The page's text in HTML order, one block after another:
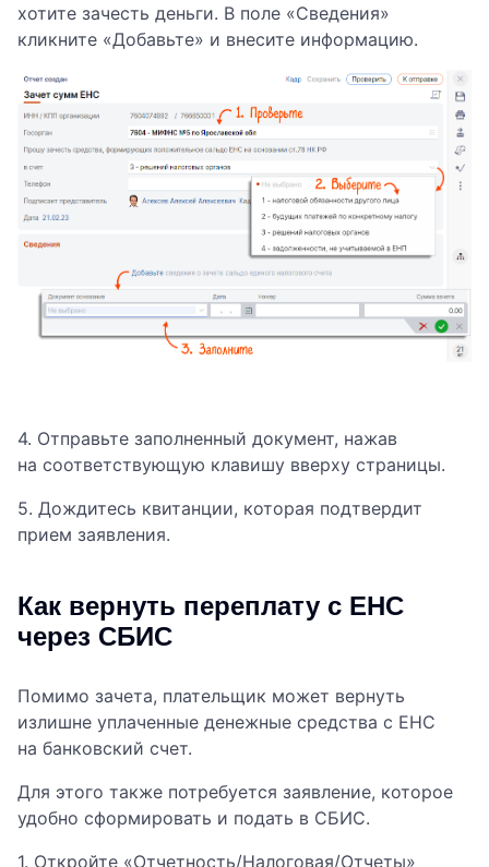
хотите зачесть деньги. В поле «Сведения»
кликните «Добавьте» и внесите информацию.
4. Отправьте заполненный документ, нажав
на соответствующую клавишу вверху страницы.
5. Дождитесь квитанции, которая подтвердит
прием заявления.
Как вернуть переплату с ЕНС
через СБИС
Помимо зачета, плательщик может вернуть
излишне уплаченные денежные средства с ЕНС
на банковский счет.
Для этого также потребуется заявление, которое
удобно сформировать и подать в СБИС.
1. Откройте «Отчетность/Налоговая/Отчеты»